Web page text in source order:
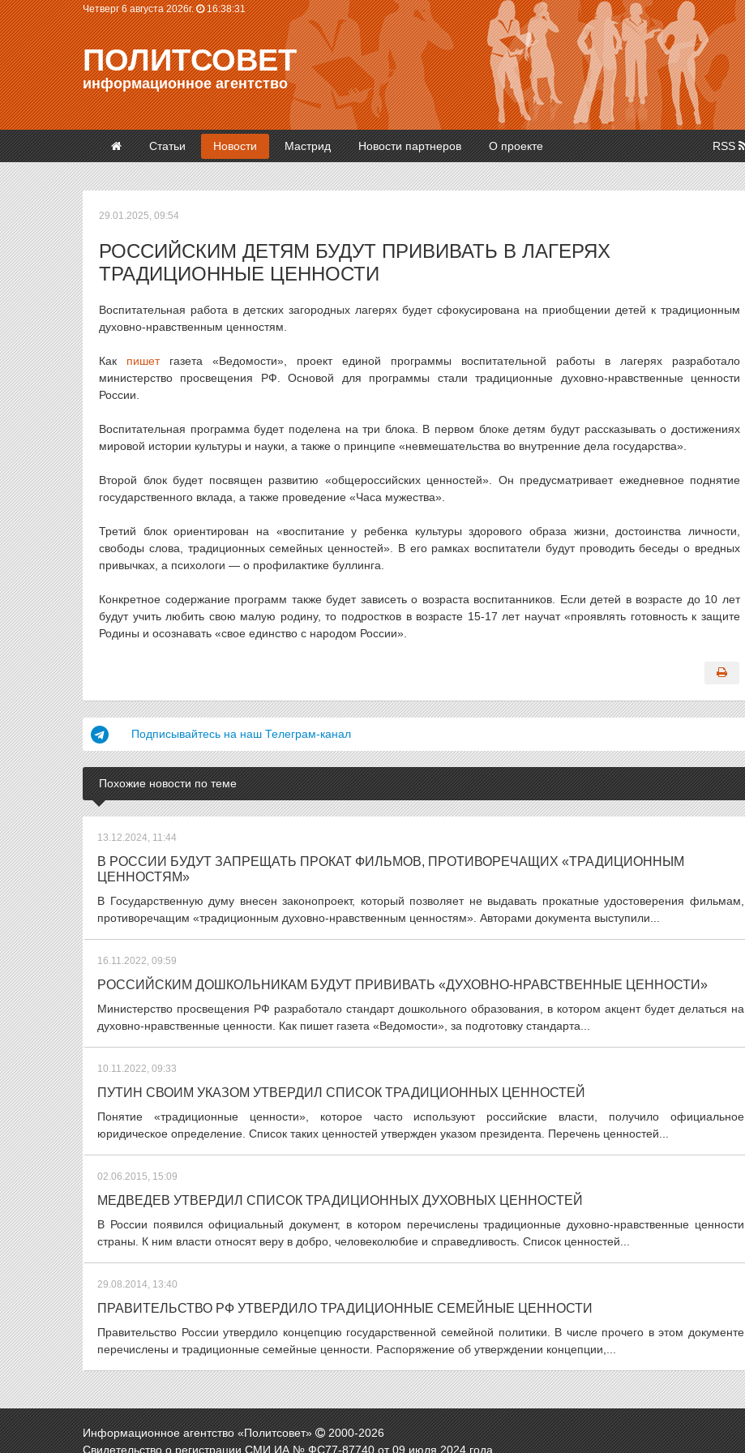
Четверг 6 августа 2026г. 16:38:31
ПОЛИТСОВЕТ
информационное агентство
Статьи Новости Мастрид Новости партнеров О проекте RSS
29.01.2025, 09:54
РОССИЙСКИМ ДЕТЯМ БУДУТ ПРИВИВАТЬ В ЛАГЕРЯХ
ТРАДИЦИОННЫЕ ЦЕННОСТИ
Воспитательная работа в детских загородных лагерях будет сфокусирована на приобщении детей к традиционным
духовно-нравственным ценностям.
Как пишетгазета «Ведомости», проект единой программы воспитательной работы в лагерях разработало
министерство просвещения РФ. Основой для программы стали традиционные духовно-нравственные ценности
России.
Воспитательная программа будет поделена на три блока. В первом блоке детям будут рассказывать о достижениях
мировой истории культуры и науки, а также о принципе «невмешательства во внутренние дела государства».
Второй блок будет посвящен развитию «общероссийских ценностей». Он предусматривает ежедневное поднятие
государственного вклада, а также проведение «Часа мужества».
Третий блок ориентирован на «воспитание у ребенка культуры здорового образа жизни, достоинства личности,
свободы слова, традиционных семейных ценностей». В его рамках воспитатели будут проводить беседы о вредных
привычках, а психологи — о профилактике буллинга.
Конкретное содержание программ также будет зависеть о возраста воспитанников. Если детей в возрасте до 10 лет
будут учить любить свою малую родину, то подростков в возрасте 15-17 лет научат «проявлять готовность к защите
Родины и осознавать «свое единство с народом России».
Подписывайтесь на наш Телеграм-канал
Похожие новости по теме
13.12.2024, 11:44
В РОССИИ БУДУТ ЗАПРЕЩАТЬ ПРОКАТ ФИЛЬМОВ, ПРОТИВОРЕЧАЩИХ «ТРАДИЦИОННЫМ
ЦЕННОСТЯМ»
В Государственную думу внесен законопроект, который позволяет не выдавать прокатные удостоверения фильмам,
противоречащим «традиционным духовно-нравственным ценностям». Авторами документа выступили...
16.11.2022, 09:59
РОССИЙСКИМ ДОШКОЛЬНИКАМ БУДУТ ПРИВИВАТЬ «ДУХОВНО-НРАВСТВЕННЫЕ ЦЕННОСТИ»
Министерство просвещения РФ разработало стандарт дошкольного образования, в котором акцент будет делаться на
духовно-нравственные ценности. Как пишет газета «Ведомости», за подготовку стандарта...
10.11.2022, 09:33
ПУТИН СВОИМ УКАЗОМ УТВЕРДИЛ СПИСОК ТРАДИЦИОННЫХ ЦЕННОСТЕЙ
Понятие «традиционные ценности», которое часто используют российские власти, получило официальное
юридическое определение. Список таких ценностей утвержден указом президента. Перечень ценностей...
02.06.2015, 15:09
МЕДВЕДЕВ УТВЕРДИЛ СПИСОК ТРАДИЦИОННЫХ ДУХОВНЫХ ЦЕННОСТЕЙ
В России появился официальный документ, в котором перечислены традиционные духовно-нравственные ценности
страны. К ним власти относят веру в добро, человеколюбие и справедливость. Список ценностей...
29.08.2014, 13:40
ПРАВИТЕЛЬСТВО РФ УТВЕРДИЛО ТРАДИЦИОННЫЕ СЕМЕЙНЫЕ ЦЕННОСТИ
Правительство России утвердило концепцию государственной семейной политики. В числе прочего в этом документе
перечислены и традиционные семейные ценности. Распоряжение об утверждении концепции,...
Информационное агентство «Политсовет» 2000-2026
Свидетельство о регистрации СМИ ИА № ФС77-87740 от 09 июля 2024 года.